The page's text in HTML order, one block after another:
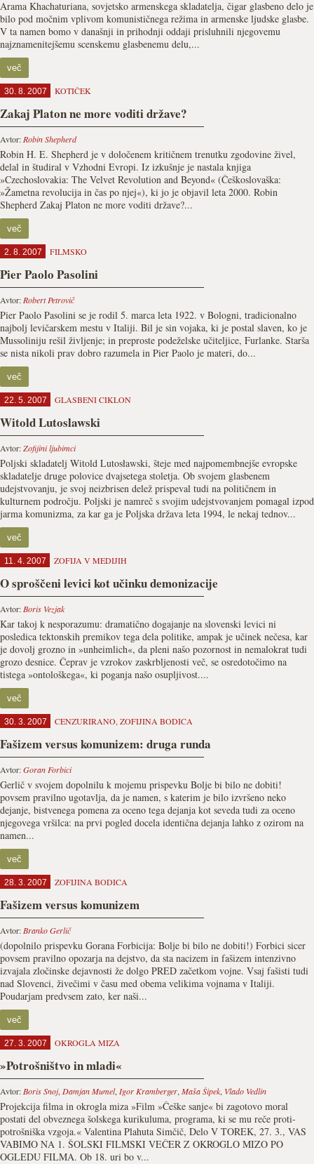
Arama Khachaturiana, sovjetsko armenskega skladatelja, čigar glasbeno delo je
bilo pod močnim vplivom komunističnega režima in armenske ljudske glasbe.
V ta namen bomo v današnji in prihodnji oddaji prisluhnili njegovemu
najznamenitejšemu scenskemu glasbenemu delu,...
več
30. 8. 2007 KOTIČEK
Zakaj Platon ne more voditi države?
Avtor: Robin Shepherd
Robin H. E. Shepherd je v določenem kritičnem trenutku zgodovine živel,
delal in študiral v Vzhodni Evropi. Iz izkušnje je nastala knjiga
»Czechoslovakia: The Velvet Revolution and Beyond« (Češkoslovaška:
»Žametna revolucija in čas po njej«), ki jo je objavil leta 2000. Robin
Shepherd Zakaj Platon ne more voditi države?...
več
2. 8. 2007 FILMSKO
Pier Paolo Pasolini
Avtor: Robert Petrovič
Pier Paolo Pasolini se je rodil 5. marca leta 1922. v Bologni, tradicionalno
najbolj levičarskem mestu v Italiji. Bil je sin vojaka, ki je postal slaven, ko je
Mussoliniju rešil življenje; in preproste podeželske učiteljice, Furlanke. Starša
se nista nikoli prav dobro razumela in Pier Paolo je materi, do...
več
22. 5. 2007 GLASBENI CIKLON
Witold Lutoslawski
Avtor:Zofijini ljubimci
Poljski skladatelj Witold Lutosławski, šteje med najpomembnejše evropske
skladatelje druge polovice dvajsetega stoletja. Ob svojem glasbenem
udejstvovanju, je svoj neizbrisen delež prispeval tudi na političnem in
kulturnem področju. Poljski je namreč s svojim udejstvovanjem pomagal izpod
jarma komunizma, za kar ga je Poljska država leta 1994, le nekaj tednov...
več
11. 4. 2007 ZOFIJA V MEDIJIH
O sproščeni levici kot učinku demonizacije
Avtor: Boris Vezjak
Kar takoj k nesporazumu: dramatično dogajanje na slovenski levici ni
posledica tektonskih premikov tega dela politike, ampak je učinek nečesa, kar
je dovolj grozno in »unheimlich«, da pleni našo pozornost in nemalokrat tudi
grozo desnice. Čeprav je vzrokov zaskrbljenosti več, se osredotočimo na
tistega »ontološkega«, ki poganja našo osupljivost....
več
30. 3. 2007 CENZURIRANO, ZOFIJINA BODICA
Fašizem versus komunizem: druga runda
Avtor:Goran Forbici
Gerlič v svojem dopolnilu k mojemu prispevku Bolje bi bilo ne dobiti!
povsem pravilno ugotavlja, da je namen, s katerim je bilo izvršeno neko
dejanje, bistvenega pomena za oceno tega dejanja kot seveda tudi za oceno
njegovega vršilca: na prvi pogled docela identična dejanja lahko z ozirom na
namen...
več
28. 3. 2007 ZOFIJINA BODICA
Fašizem versus komunizem
Avtor: Branko Gerlič
(dopolnilo prispevku Gorana Forbicija: Bolje bi bilo ne dobiti!) Forbici sicer
povsem pravilno opozarja na dejstvo, da sta nacizem in fašizem intenzivno
izvajala zločinske dejavnosti že dolgo PRED začetkom vojne. Vsaj fašisti tudi
nad Slovenci, živečimi v času med obema velikima vojnama v Italiji.
Poudarjam predvsem zato, ker naši...
več
27. 3. 2007 OKROGLA MIZA
»Potrošništvo in mladi«
Avtor: Boris Snoj, Damjan Mumel, Igor Kramberger, Maša Šipek, Vlado Vedlin
Projekcija filma in okrogla miza »Film »Češke sanje« bi zagotovo moral
postati del obveznega šolskega kurikuluma, programa, ki se mu reče proti-
potrošniška vzgoja.« Valentina Plahuta Simčič, Delo V TOREK, 27. 3., VAS
VABIMO NA 1. ŠOLSKI FILMSKI VEČER Z OKROGLO MIZO PO
OGLEDU FILMA. Ob 18. uri bo v...